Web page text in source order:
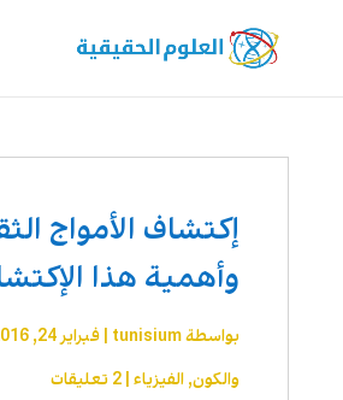
إكتشاف الأمواج
وأهمية هذا
بواسطةtunisium فبراير 24, 2016
والكون, الفيزياء| 2 تعليقات